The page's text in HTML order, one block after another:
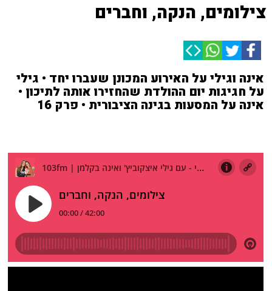
צילומים, הנקה, וחברים
אינה וגילי על האירוע המכונן שעברו יחד • גילי
על חגיגות יום ההולדת שהחזירו אותה לתיכון •
אינה על המסעות בגינה הציבורית • פרק 16